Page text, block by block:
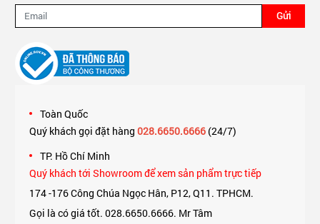
Gửi
Toàn Quốc
Quý khách gọi đặt hàng 028.6650.6666(24/7)
TP. Hồ Chí Minh
Quý khách tới Showroom để xem sản phẩm trực tiếp
174 -176 Công Chúa Ngọc Hân, P12, Q11. TPHCM.
Gọi là có giá tốt. 028.6650.6666. Mr Tâm